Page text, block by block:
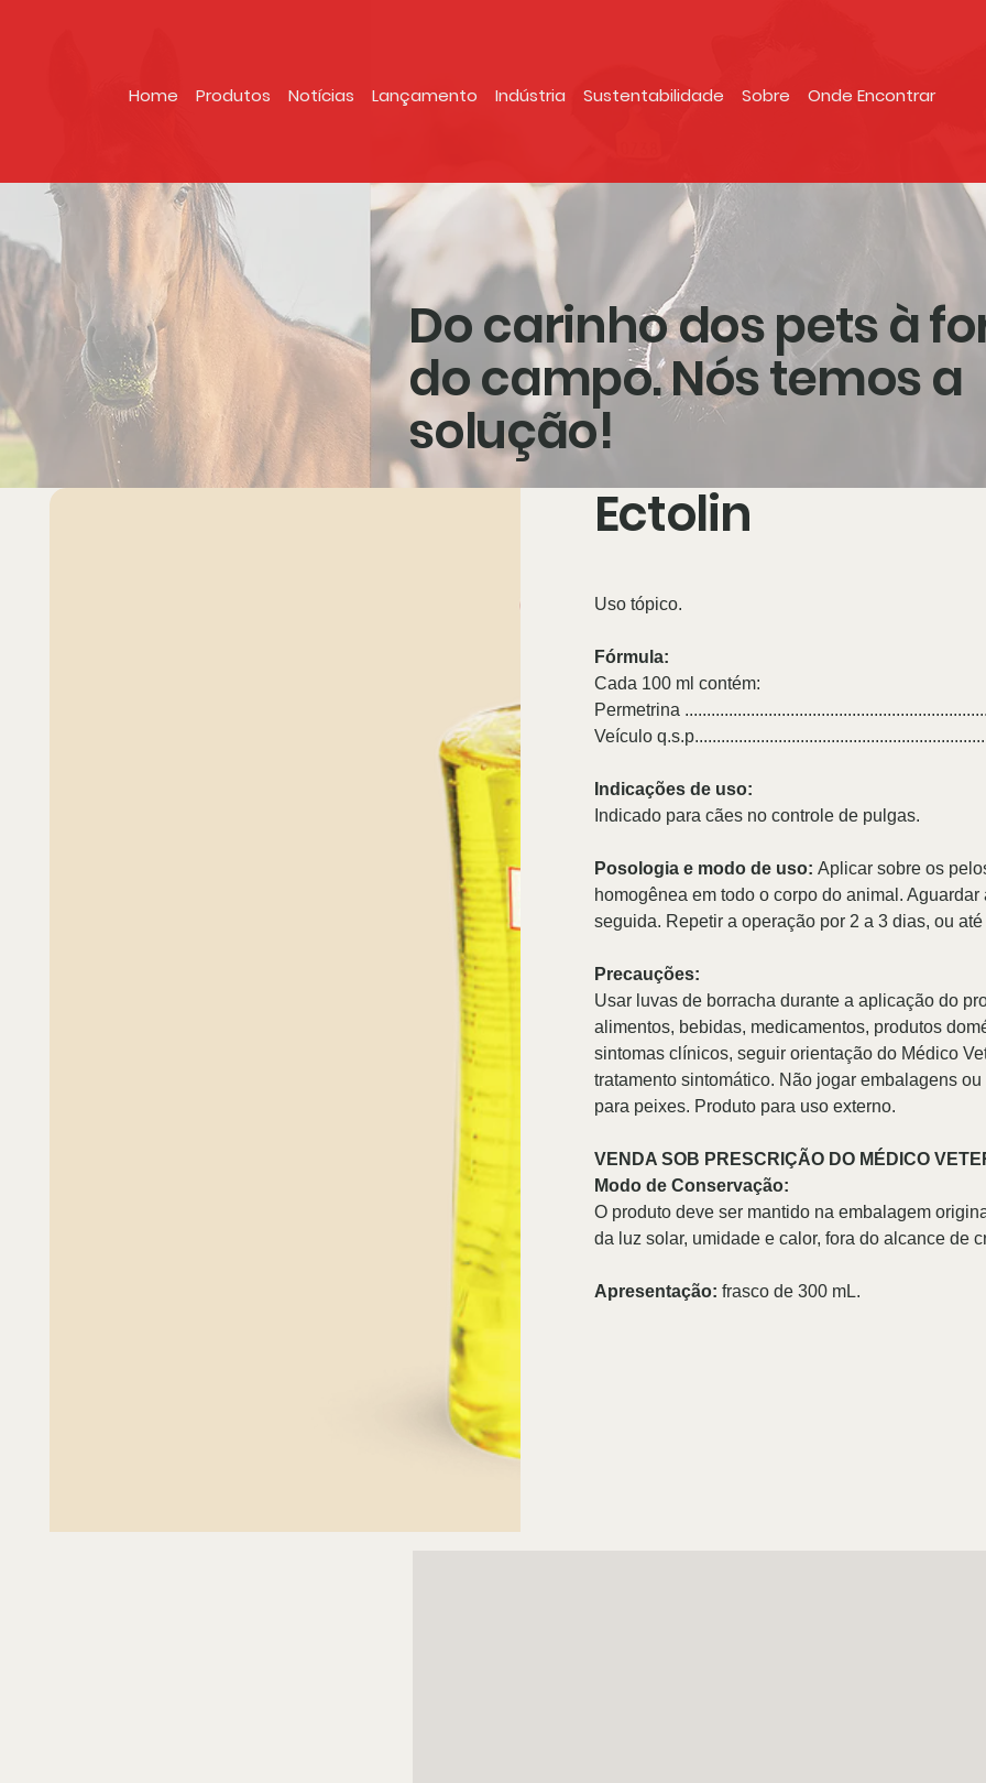
Home Produtos Notícias Lançamento Indústria Sustentabilidade Sobre Onde Encontrar
Do carinho dos pets à
do campo. Nós temos a
solução!
Ectolin
Uso tópico.
Fórmula:
Cada 100 ml contém:
Permetrina
Veículo
Indicações de uso:
ndicado para cães no controle de pulgas.
Posologia e modo de uso: Aplicar sobre os
homogênea em todo o corpo do animal.
seguida. Repetir a operação por 2 a 3 dias, ou
Precauções:
Usar luvas de borracha durante a aplicação do
alimentos, bebidas, medicamentos, produtos
sintomas clínicos, seguir orientação do Médico
tratamento sintomático. Não jogar embalagens
para peixes. Produto para uso externo.
VENDA SOB PRESCRIÇÃO DO MÉDICO
Modo de Conservação:
O produto deve ser mantido na embalagem
da luz solar, umidade e calor, fora do alcance de
Apresentação: frasco de 300 mL.